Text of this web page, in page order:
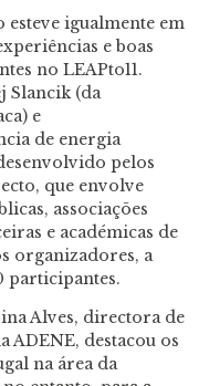
igualmente em
e boas
no LEAPto11.
Slancik (da
e
de energia
pelos
que envolve
associações
e académicas de
organizadores, a
participantes.
Alves, directora de
ADENE, destacou os
na área da